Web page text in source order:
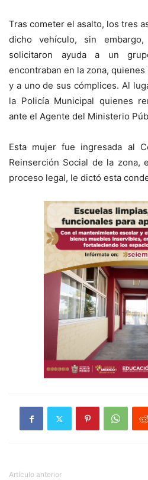
​Tras cometer el asalto, los tres
dicho vehículo, sin embargo,
solicitaron ayuda a un
encontraban en la zona,
y a uno de sus cómplices. Al
la Policía Municipal quienes
ante el Agente del Ministerio
​Esta mujer fue ingresada al
Reinserción Social de la zona,
proceso legal, le dictó esta
Artículo anterior